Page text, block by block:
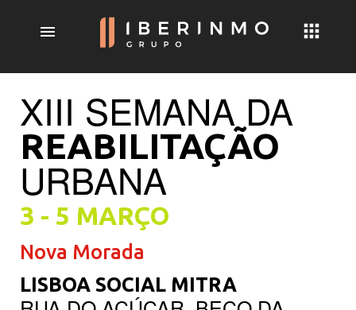
menu
XIII SEMANA DA
REABILITAÇÃO
URBANA
3 - 5 MARÇO
Nova Morada
LISBOA SOCIAL MITRA